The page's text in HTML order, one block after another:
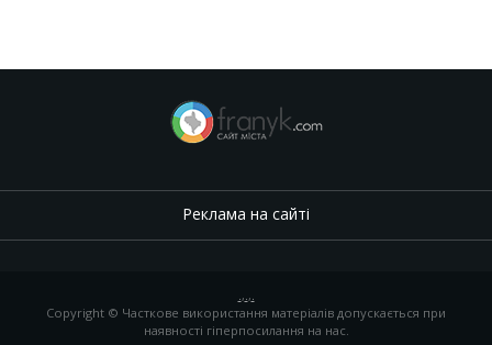
Реклама на сайті
, ,
Copyright © Часткове використання матеріалів допускається при
наявності гіперпосилання на нас.